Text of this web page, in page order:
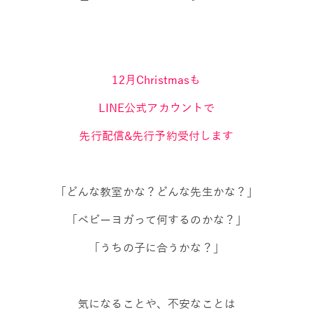
12月Christmasも
LINE公式アカウントで
先行配信&先行予約受付します
「どんな教室かな？どんな先生かな？」
「ベビーヨガって何するのかな？」
「うちの子に合うかな？」
気になることや、不安なことは